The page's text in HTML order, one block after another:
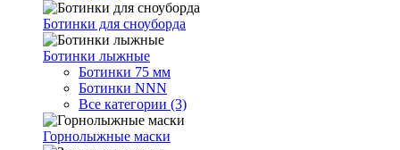
Ботинки для сноуборда
Ботинки лыжные
Ботинки 75 мм
Ботинки NNN
Все категории (3)
Горнолыжные маски